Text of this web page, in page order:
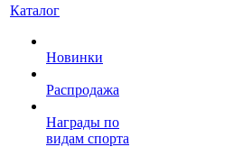
Каталог
Новинки
Распродажа
Награды по
видам спорта